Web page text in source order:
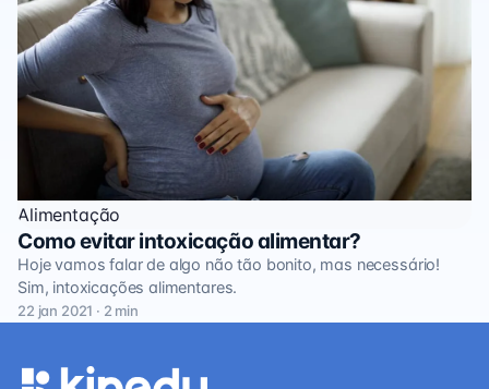
Alimentação
Como evitar intoxicação alimentar?
Hoje vamos falar de algo não tão bonito, mas necessário!
Sim, intoxicações alimentares.
22 jan 2021 · 2 min